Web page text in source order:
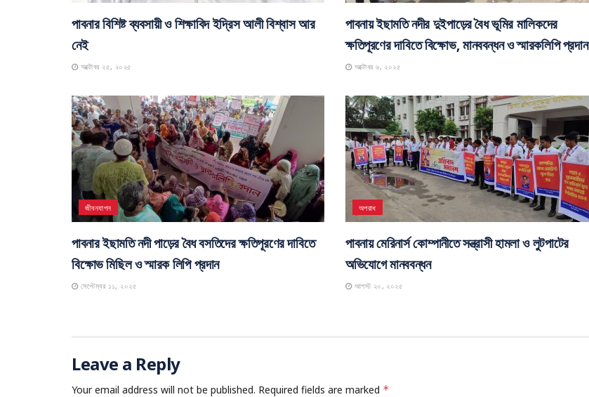
পাবনার বিশিষ্ট ব্যবসায়ী ও শিক্ষাবিদ ইদ্রিস আলী বিশ্বাস আর
নেই
অক্টোবর ২৫, ২০২৫
পাবনায় ইছামতি নদীর দুইপাড়ের বৈধ ভূমির মালিকদের
ক্ষতিপূরণের দাবিতে বিক্ষোভ, মানববন্ধন ও স্মারকলিপি প্রদান
অক্টোবর ৬, ২০২৫
জীবনযাপন
পাবনার ইছামতি নদী পাড়ের বৈধ বসতিদের ক্ষতিপূরণের দাবিতে
বিক্ষোভ মিছিল ও স্মারক লিপি প্রদান
সেপ্টেম্বর ১১, ২০২৫
অপরাধ
পাবনায় মেরিনার্স কোম্পানীতে সন্ত্রাসী হামলা ও লুটপাটের
অভিযোগে মানববন্ধন
আগস্ট ২০, ২০২৫
Leave a Reply
Your email address will not be published. Required fields are marked *